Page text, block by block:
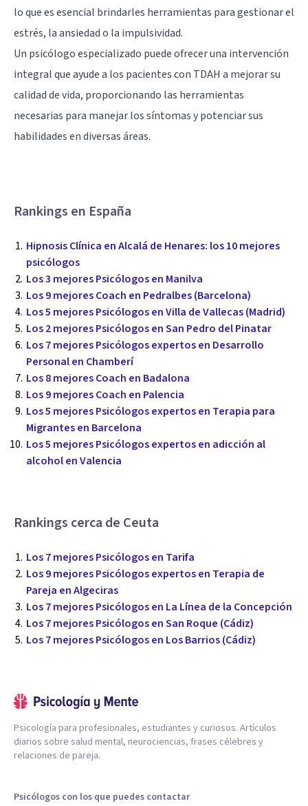
lo que es esencial brindarles herramientas para gestionar el
estrés, la ansiedad o la impulsividad.
Un psicólogo especializado puede ofrecer una intervención
integral que ayude a los pacientes con TDAH a mejorar su
calidad de vida, proporcionando las herramientas
necesarias para manejar los síntomas y potenciar sus
habilidades en diversas áreas.
Rankings en España
Hipnosis Clínica en Alcalá de Henares: los 10 mejores
psicólogos
Los 3 mejores Psicólogos en Manilva
Los 9 mejores Coach en Pedralbes (Barcelona)
Los 5 mejores Psicólogos en Villa de Vallecas (Madrid)
Los 2 mejores Psicólogos en San Pedro del Pinatar
Los 7 mejores Psicólogos expertos en Desarrollo
Personal en Chamberí
Los 8 mejores Coach en Badalona
Los 9 mejores Coach en Palencia
Los 5 mejores Psicólogos expertos en Terapia para
Migrantes en Barcelona
Los 5 mejores Psicólogos expertos en adicción al
alcohol en Valencia
Rankings cerca de Ceuta
Los 7 mejores Psicólogos en Tarifa
Los 9 mejores Psicólogos expertos en Terapia de
Pareja en Algeciras
Los 7 mejores Psicólogos en La Línea de la Concepción
Los 7 mejores Psicólogos en San Roque (Cádiz)
Los 7 mejores Psicólogos en Los Barrios (Cádiz)
Psicología para profesionales, estudiantes y curiosos. Artículos
diarios sobre salud mental, neurociencias, frases célebres y
relaciones de pareja.
Psicólogos con los que puedes contactar